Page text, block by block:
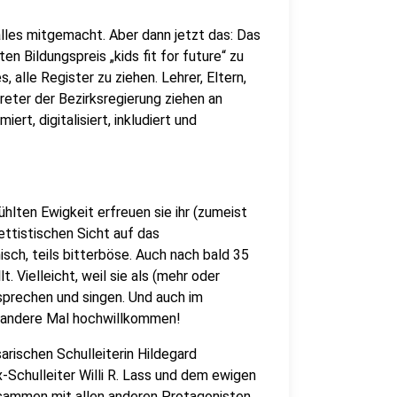
mitgemacht. Aber dann jetzt das: Das
Bildungspreis „kids fit for future“ zu
alle Register zu ziehen. Lehrer, Eltern,
der Bezirksregierung ziehen an
digitalisiert, inkludiert und
Ewigkeit erfreuen sie ihr (zumeist
Sicht auf das
teils bitterböse. Auch nach bald 35
Vielleicht, weil sie als (mehr oder
und singen. Und auch im
Mal hochwillkommen!
Schulleiterin Hildegard
Schulleiter Willi R. Lass und dem ewigen